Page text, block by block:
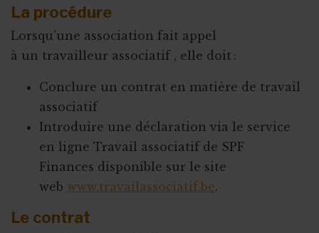
La procédure
Lorsqu’une association fait appel
à un travailleur associatif , elle doit :
Conclure un contrat en matière de travail
associatif
Introduire une déclaration via le service
en ligne Travail associatif de SPF
Finances disponible sur le site
web www.travailassociatif.be.
Le contrat